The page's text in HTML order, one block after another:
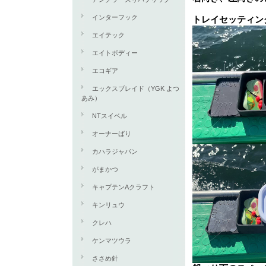
インターフック
エイテック
エイトボディー
エコギア
エックスブレイド（YGK よつ
あみ）
NTスイベル
オーナーばり
カハラジャパン
がまかつ
キャプテンAクラフト
キンリュウ
クレハ
ケンマツウラ
ささめ針
トレイセッティ